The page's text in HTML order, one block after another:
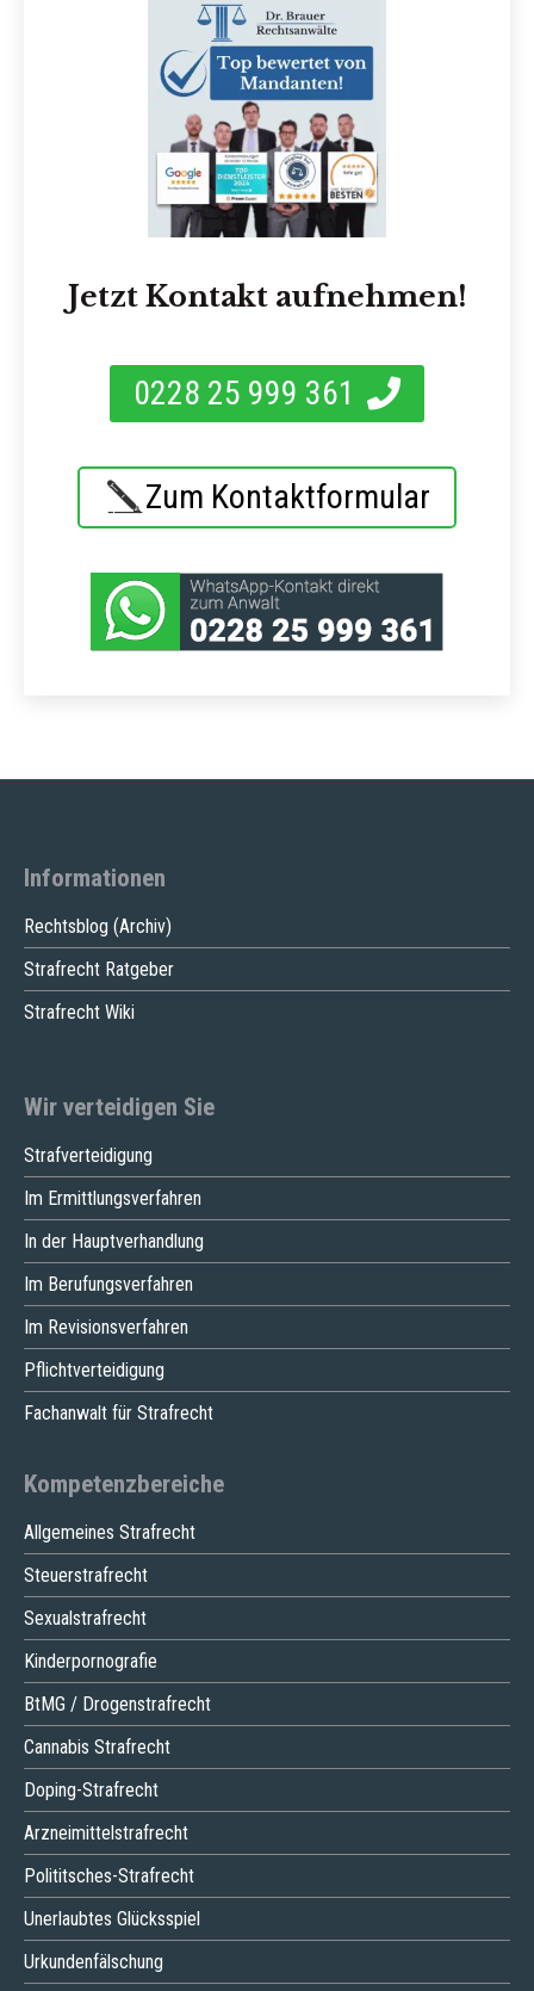
Jetzt Kontakt aufnehmen!
0228 25 999 361
Zum Kontaktformular
Informationen
Rechtsblog (Archiv)
Strafrecht Ratgeber
Strafrecht Wiki
Wir verteidigen Sie
Strafverteidigung
Im Ermittlungsverfahren
In der Hauptverhandlung
Im Berufungsverfahren
Im Revisionsverfahren
Pflichtverteidigung
Fachanwalt für Strafrecht
Kompetenzbereiche
Allgemeines Strafrecht
Steuerstrafrecht
Sexualstrafrecht
Kinderpornografie
BtMG / Drogenstrafrecht
Cannabis Strafrecht
Doping-Strafrecht
Arzneimittelstrafrecht
Polititsches-Strafrecht
Unerlaubtes Glücksspiel
Urkundenfälschung